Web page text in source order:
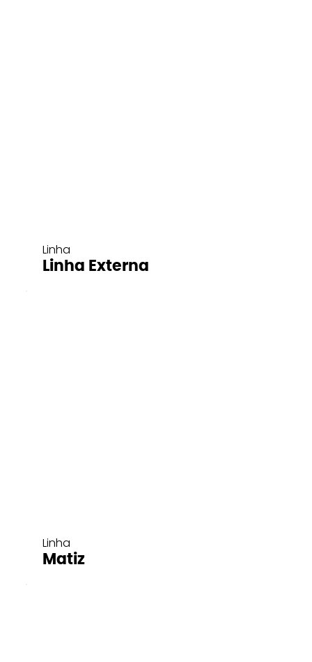
Linha
Linha Externa
Linha
Matiz